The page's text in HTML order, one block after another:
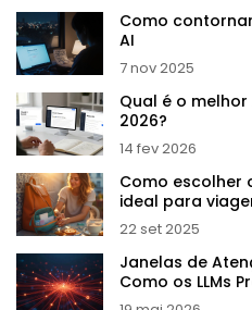
Como
AI
7 nov 2025
Qual é o
2026?
14 fev 2026
Como escolher
ideal para
22 set 2025
Janelas de
Como os LLMs